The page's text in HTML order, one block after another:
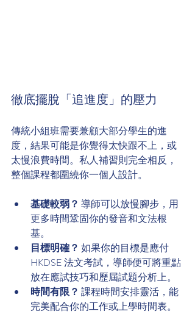
徹底擺脫「追進度」的壓力
傳統小組班需要兼顧大部分學生的進
度，結果可能是你覺得太快跟不上，或
太慢浪費時間。私人補習則完全相反，
整個課程都圍繞你一個人設計。
基礎較弱？ 導師可以放慢腳步，用
更多時間鞏固你的發音和文法根
基。
目標明確？ 如果你的目標是應付
HKDSE 法文考試，導師便可將重點
放在應試技巧和歷屆試題分析上。
時間有限？ 課程時間安排靈活，能
完美配合你的工作或上學時間表。